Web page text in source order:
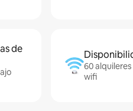
de
60
wifi